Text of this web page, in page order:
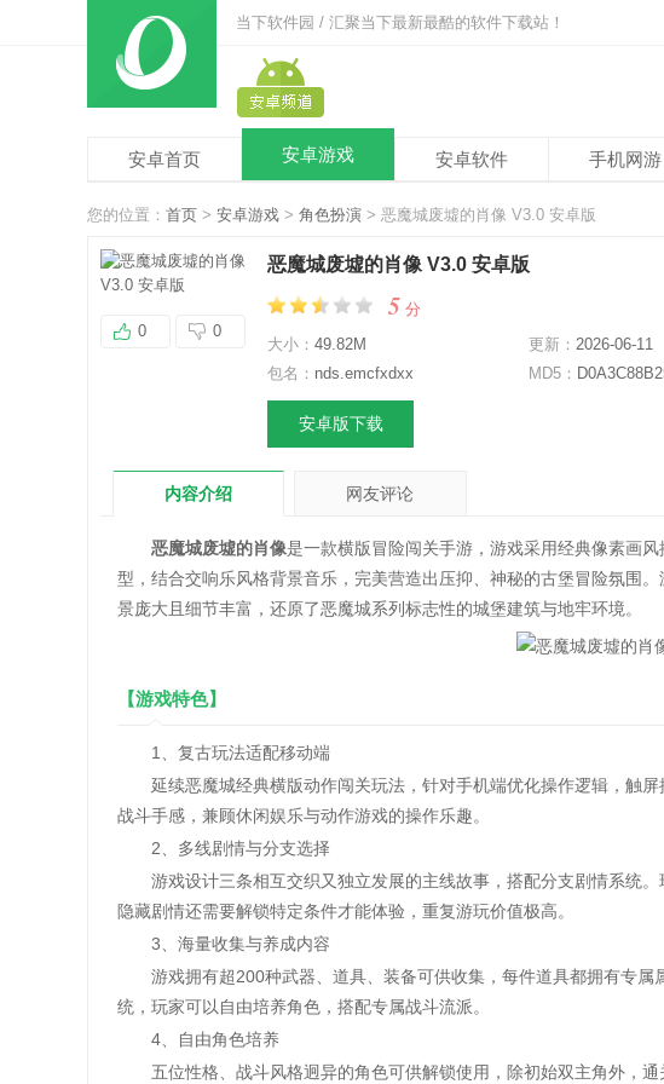
当下软件园 / 汇聚当下最新最酷的软件下载站！
安卓首页 安卓游戏 安卓软件 手机网游
您的位置： 首页 > 安卓游戏 > 角色扮演 > 恶魔城废墟的肖像 V3.0 安卓版
0 0
恶魔城废墟的肖像 V3.0 安卓版
5 分
大小： 49.82M 更新： 2026-06-11
包名： nds.emcfxdxx MD5：
安卓版下载
内容介绍 网友评论
恶魔城废墟的肖像是一款横版冒险闯关手游，游戏采用经典像素画
型，结合交响乐风格背景音乐，完美营造出压抑、神秘的古堡冒险氛围
景庞大且细节丰富，还原了恶魔城系列标志性的城堡建筑与地牢环境。
【游戏特色】
1、复古玩法适配移动端
延续恶魔城经典横版动作闯关玩法，针对手机端优化操作逻辑，触屏
战斗手感，兼顾休闲娱乐与动作游戏的操作乐趣。
2、多线剧情与分支选择
游戏设计三条相互交织又独立发展的主线故事，搭配分支剧情系统。
隐藏剧情还需要解锁特定条件才能体验，重复游玩价值极高。
3、海量收集与养成内容
游戏拥有超200种武器、道具、装备可供收集，每件道具都拥有专属
统，玩家可以自由培养角色，搭配专属战斗流派。
4、自由角色培养
五位性格、战斗风格迥异的角色可供解锁使用，除初始双主角外，通